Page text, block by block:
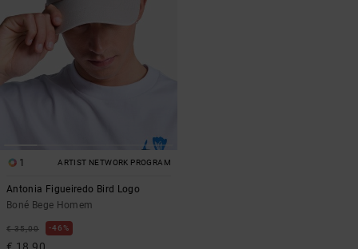
1 ARTIST NETWORK PROGRAM
Antonia Figueiredo Bird Logo
Boné Bege Homem
€ 35,00 46%